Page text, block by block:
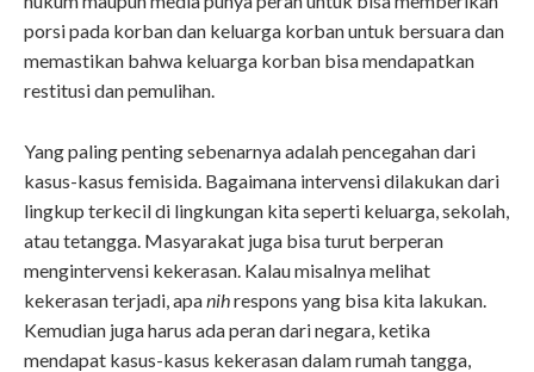
porsi pada korban dan keluarga korban untuk bersuara dan
memastikan bahwa keluarga korban bisa mendapatkan
restitusi dan pemulihan.
Yang paling penting sebenarnya adalah pencegahan dari
kasus-kasus femisida. Bagaimana intervensi dilakukan dari
lingkup terkecil di lingkungan kita seperti keluarga, sekolah,
atau tetangga. Masyarakat juga bisa turut berperan
mengintervensi kekerasan. Kalau misalnya melihat
kekerasan terjadi, apanihrespons yang bisa kita lakukan.
Kemudian juga harus ada peran dari negara, ketika
mendapat kasus-kasus kekerasan dalam rumah tangga,